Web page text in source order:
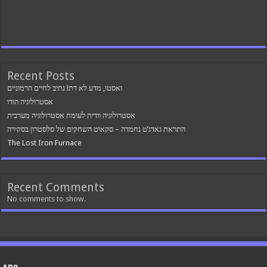
Recent Posts
ואסטו, מדע לא דת! נתיב לחיים הרמוניים
אסטרולוגיה הודו
אסטרולוגיה וודית לעומת אסטרולוגיה מערבית
התראת גאדג’ט נחמדה – סקאוט השחקים של סלסטרון בסקירה
The Lost Iron Furnace
Recent Comments
No comments to show.